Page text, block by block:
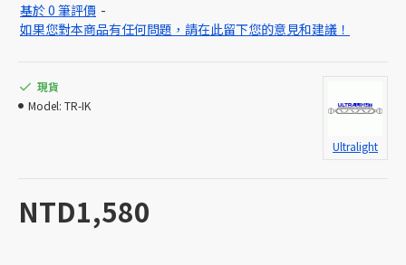
基於 0 筆評價 -
如果您對本商品有任何問題，請在此留下您的意見和建議！
NTD1,580
現貨
Model: TR-IK
Ultralight